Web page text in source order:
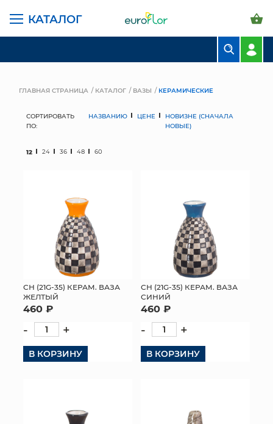
КАТАЛОГ
ПРЕДМЕТЫ ИНТЕРЬЕРА
МЯГКИЕ ИГРУШКИ
КОРЗИНЫ
ЯЩИКИ
ГЛАВНАЯ СТРАНИЦА КАТАЛОГ ВАЗЫ КЕРАМИЧЕСКИЕ
СОРТИРОВАТЬ
ПО:
НАЗВАНИЮ ЦЕНЕ
НОВИЗНЕ (СНАЧАЛА
НОВЫЕ)
12 24 36 48 60
СН (21G-35) КЕРАМ. ВАЗА
ЖЕЛТЫЙ
460 ₽
- +
В КОРЗИНУ
СН (21G-35) КЕРАМ. ВАЗА
СИНИЙ
460 ₽
- +
В КОРЗИНУ